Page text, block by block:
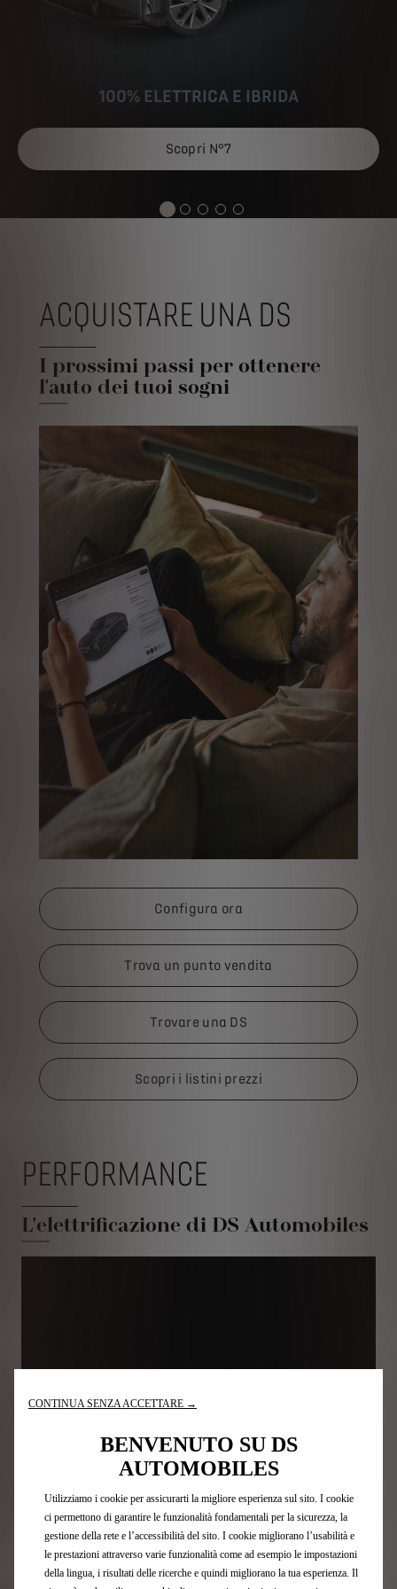
100% ELETTRICA E IBRIDA
Scopri N°7
ACQUISTARE UNA DS
I prossimi passi per ottenere
l'auto dei tuoi sogni
Configura ora
Trova un punto vendita
Trovare una DS
Scopri i listini prezzi
PERFORMANCE
L'elettrificazione di DS Automobiles
Basato sul nostro impegno insieme ai nostri due doppi
campionati di Formula E, le unità di potenza dei nostri modelli
elettrici e Plug-in Hybrid includono la tecnologia di
elettrificazione E-TENSE direttamente dal motorsport, che si
concentra sul piacere di guida. Il recupero di energia dal
gruppo motore durante la frenata ci consente di ottenere
prestazioni incredibili apprezzate dai nostri clienti.
CONTINUA SENZA ACCETTARE →
BENVENUTO SU DS
AUTOMOBILES
Utilizziamo i cookie per assicurarti la migliore esperienza sul sito. I cookie
ci permettono di garantire le funzionalità fondamentali per la sicurezza, la
gestione della rete e l’accessibilità del sito. I cookie migliorano l’usabilità e
le prestazioni attraverso varie funzionalità come ad esempio le impostazioni
della lingua, i risultati delle ricerche e quindi migliorano la tua esperienza. Il